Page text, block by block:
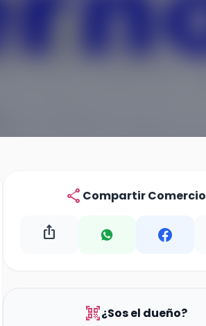
share Compartir Comercio
ios_share
qr_code_scanner¿Sos el dueño?